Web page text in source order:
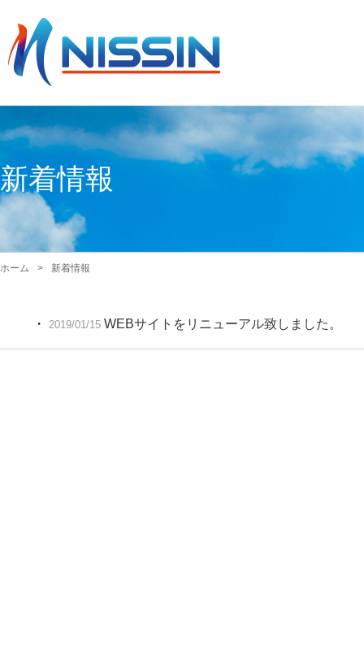
新着情報
ホーム 新着情報
・ 2019/01/15 WEBサイトをリニューアル致しました。